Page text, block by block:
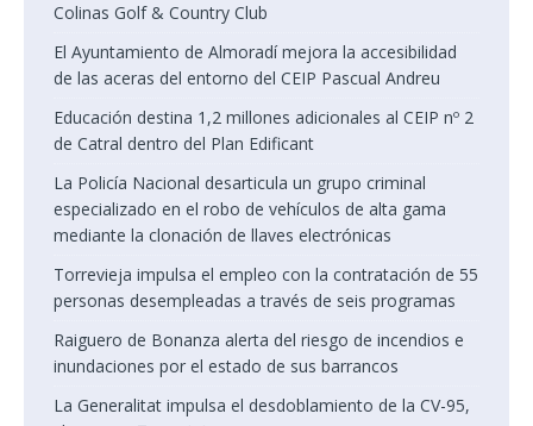
Colinas Golf & Country Club
El Ayuntamiento de Almoradí mejora la accesibilidad
de las aceras del entorno del CEIP Pascual Andreu
Educación destina 1,2 millones adicionales al CEIP nº 2
de Catral dentro del Plan Edificant
La Policía Nacional desarticula un grupo criminal
especializado en el robo de vehículos de alta gama
mediante la clonación de llaves electrónicas
Torrevieja impulsa el empleo con la contratación de 55
personas desempleadas a través de seis programas
Raiguero de Bonanza alerta del riesgo de incendios e
inundaciones por el estado de sus barrancos
La Generalitat impulsa el desdoblamiento de la CV-95,